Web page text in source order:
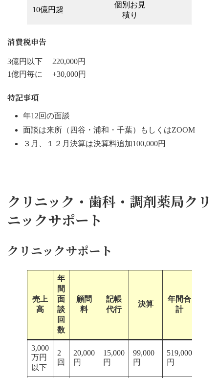
10億円超
個別お見
積り
消費税申告
3億円以下 220,000円
1億円毎に +30,000円
特記事項
年12回の面談
面談は来所（四谷・浦和・千葉）もしくはZOOM
３月、１２月決算は決算料追加100,000円
クリニック・歯科・調剤薬局クリ
ニックサポート
クリニックサポート
売上
高
年
間
面
談
回
数
顧問
料
記帳
代行
決算
年間合
計
3,000
万円
以下
2
回
20,000
円
15,000
円
99,000
円
519,000
円